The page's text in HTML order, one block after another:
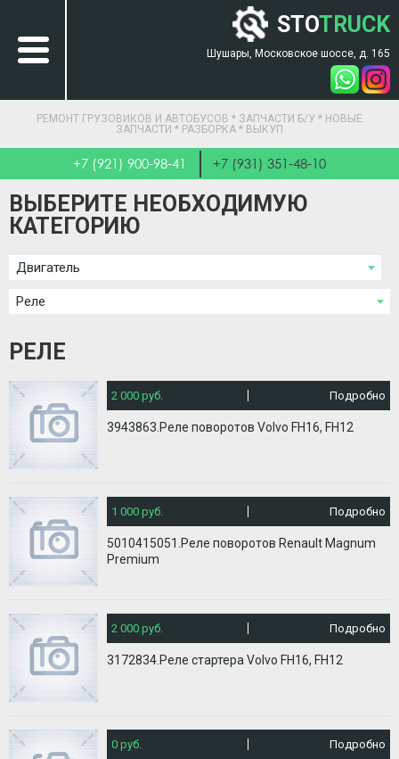
STOTRUCK
Шушары, Московское шоссе, д. 165
РЕМОНТ ГРУЗОВИКОВ И АВТОБУСОВ * ЗАПЧАСТИ Б/У * НОВЫЕ
ЗАПЧАСТИ * РАЗБОРКА * ВЫКУП
+7 (921) 900-98-41 +7 (931) 351-48-10
ВЫБЕРИТЕ НЕОБХОДИМУЮ
КАТЕГОРИЮ
Двигатель
Реле
РЕЛЕ
2 000 руб. Подробно
3943863.Реле поворотов Volvo FH16, FH12
1 000 руб. Подробно
5010415051.Реле поворотов Renault Magnum
Premium
2 000 руб. Подробно
3172834.Реле стартера Volvo FH16, FH12
0 руб. Подробно